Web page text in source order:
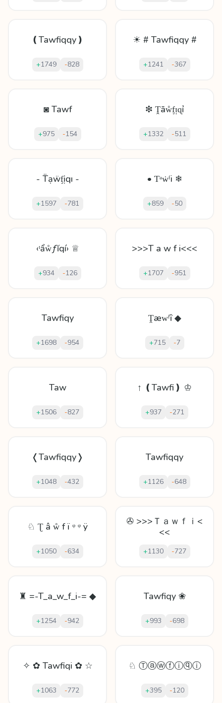
❪Tawfiqqy❫
+1749 -828
☀ # Tawfiqqy #
+1241 -367
◙ Tawf
+975 -154
❇ Ṱāẘᶂᴉɋỉ
+1332 -511
- T̈ạẅᶂịqı -
+1597 -781
• Ƭᵃẇᶠi ❄
+859 -50
‹ᵗẩẘƒĭqí› ♕
+934 -126
>>>T a w f i<<<
+1707 -951
Tawfiqy
+1698 -954
Ṱæᴡᶠȋ ◆
+715 -7
Taw
+1506 -827
↑ ❪Tawfi❫ ♔
+937 -271
❬Tawfiqqy❭
+1048 -432
Tawfiqqy
+1126 -648
♘ Ʈ â ẘ f ï ᵠ ᵠ ÿ
+1050 -634
✇ >>>Ｔａｗｆｉ<
<<
+1130 -727
♜ =-T_a_w_f_i-= ◆
+1254 -942
Tawfiqy ❀
+993 -698
✧ ✿ Tawfiqi ✿ ☆
+1063 -772
♘ Ⓣⓐⓦⓕⓘⓠⓘ
+395 -120